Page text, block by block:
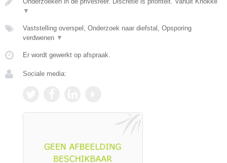
▼
Vaststelling overspel, Onderzoek naar diefstal, Opsporing
verdwenen ▼
Er wordt gewerkt op afspraak.
Sociale media: